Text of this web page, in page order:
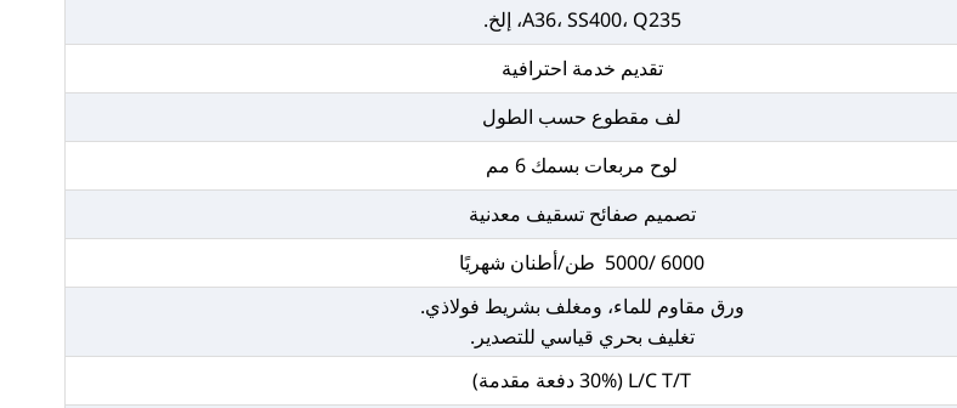
A36، SS400، Q235، إلخ.
تقديم خدمة احترافية
لف مقطوع حسب الطول
لوح مربعات بسمك 6 مم
تصميم صفائح تسقيف معدنية
6000 /5000 طن/أطنان شهريًا
ورق مقاوم للماء، ومغلف بشريط فولاذي.
تغليف بحري قياسي للتصدير.
L/C T/T (30% دفعة مقدمة)